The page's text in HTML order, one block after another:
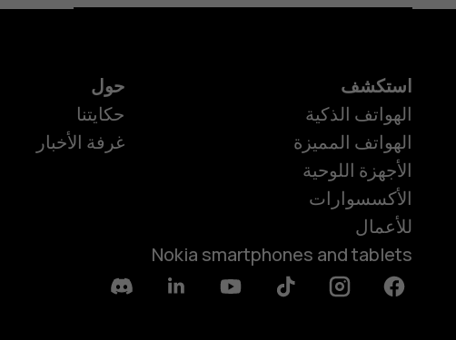
استكشف
الهواتف الذكية
الهواتف المميزة
الأجهزة اللوحية
الأكسسوارات
للأعمال
Nokia smartphones and tablets
حول
حكايتنا
غرفة الأخبار
Facebook
Instagram
Tiktok
Youtube
Linkedin
Discord